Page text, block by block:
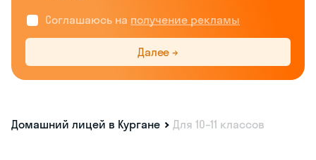
Соглашаюсь на получение рекламы
Далее →
Домашний лицей в Кургане Для 10–11 классов